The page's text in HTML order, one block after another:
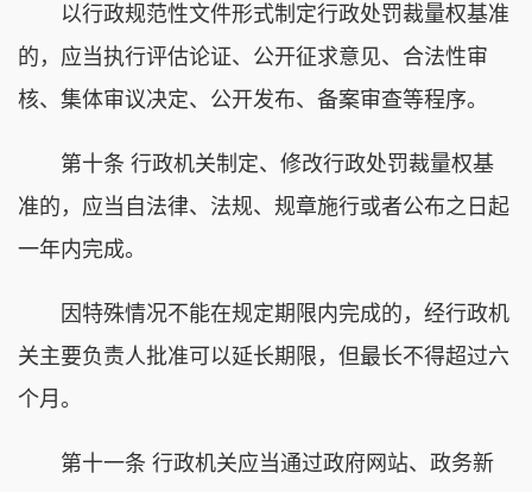
以行政规范性文件形式制定行政处罚裁量权基准
的，应当执行评估论证、公开征求意见、合法性审
核、集体审议决定、公开发布、备案审查等程序。
第十条 行政机关制定、修改行政处罚裁量权基
准的，应当自法律、法规、规章施行或者公布之日起
一年内完成。
因特殊情况不能在规定期限内完成的，经行政机
关主要负责人批准可以延长期限，但最长不得超过六
个月。
第十一条 行政机关应当通过政府网站、政务新